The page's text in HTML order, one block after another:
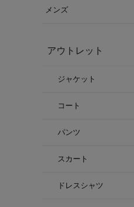
メンズ
アウトレット
ジャケット
コート
パンツ
スカート
ドレスシャツ